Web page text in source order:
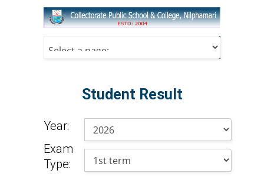
Student Result
Year:
Exam
Type: